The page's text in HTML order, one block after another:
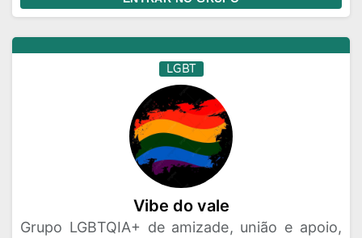
LGBT
Vibe do vale
Grupo LGBTQIA+ de amizade, união e apoio,